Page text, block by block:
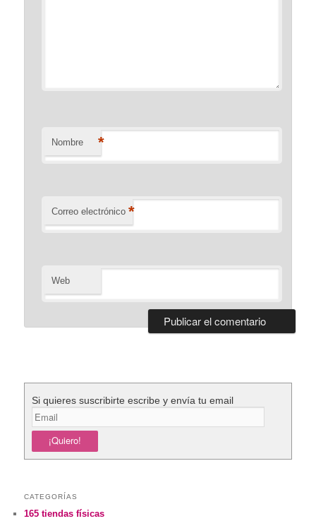
Nombre *
Correo electrónico *
Web
Si quieres suscribirte escribe y envía tu email
CATEGORÍAS
165 tiendas físicas